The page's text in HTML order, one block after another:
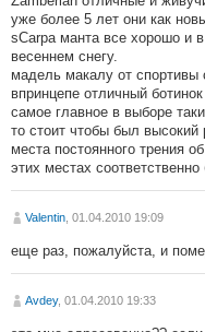
уже более 5 лет они как
sCarpa манта все хорошо и
весеннем снегу.
мадель макалу от спортивы
впринцепе отличный
самое главное в выборе
то стоит чтобы был высокий
места постоянного трения
этих местах соответственно
Valentin , 01.04.2010 19:09
еще раз, пожалуйста, и
Avdey, 01.04.2010 19:33